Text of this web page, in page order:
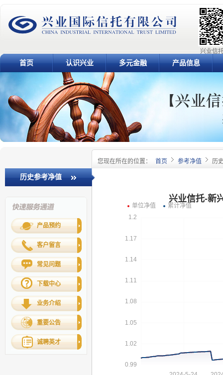
兴业信
首页 认识兴业 多元金融 产品信息
您现在所在的位置： 首页 参考净值 历
历史参考净值
产品预约
客户留言
常见问题
下载中心
业务介绍
重要公告
诚聘英才